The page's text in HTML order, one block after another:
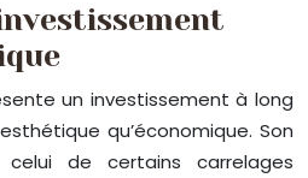
un investissement à long
qu’économique. Son
de certains carrelages